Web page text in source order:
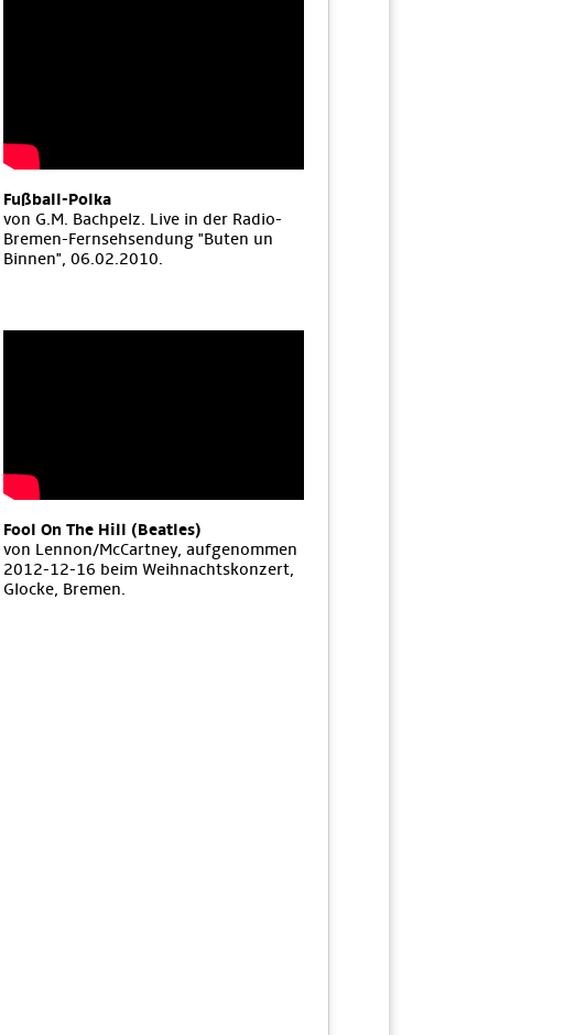
Fußball-Polka
von G.M. Bachpelz. Live in der Radio-
Bremen-Fernsehsendung "Buten un
Binnen", 06.02.2010.
Fool On The Hill (Beatles)
von Lennon/McCartney, aufgenommen
2012-12-16 beim Weihnachtskonzert,
Glocke, Bremen.